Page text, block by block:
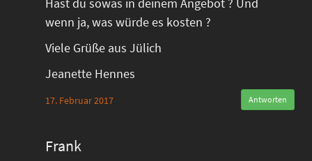
wenn ja, was würde es kosten ?
Viele Grüße aus Jülich
Jeanette Hennes
17. Februar 2017 Antworten
Frank